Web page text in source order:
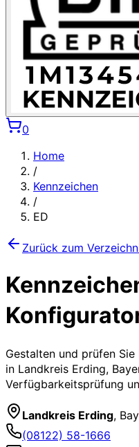
0
Home
/
Kennzeichen
/
ED
Zurück zum
Gestalten und prüfen
in Landkreis Erding,
Verfügbarkeitsprüfung
Landkreis Erding,
(08122) 58-1666